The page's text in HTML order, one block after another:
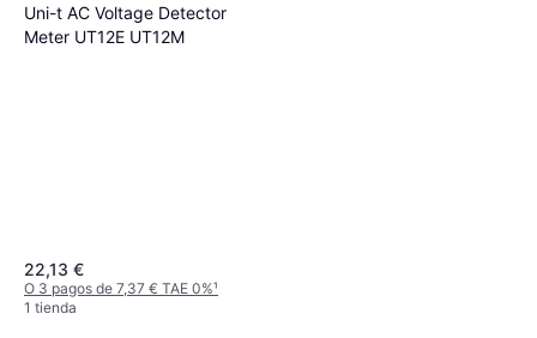
Uni-t AC Voltage Detector
Meter UT12E UT12M
22,13 €
O 3 pagos de 7,37 € TAE 0%¹
1 tienda